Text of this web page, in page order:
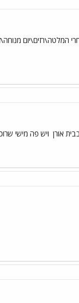
ויש פה מישי